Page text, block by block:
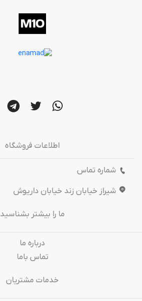
اطلاعات فروشگاه
شماره تماس
شیراز خیابان زند خیابان داریوش
ما را بیشتر بشناسید
درباره‌ ما
تماس باما
خدمات مشتریان